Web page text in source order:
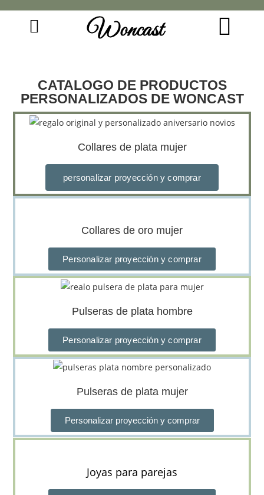
Woncast
CATALOGO DE PRODUCTOS
PERSONALIZADOS DE WONCAST
Collares de plata mujer
personalizar proyección y comprar
Collares de oro mujer
Personalizar proyección y comprar
Pulseras de plata hombre
Personalizar proyección y comprar
Pulseras de plata mujer
Personalizar proyección y comprar
Joyas para parejas